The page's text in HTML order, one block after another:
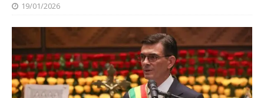
19/01/2026